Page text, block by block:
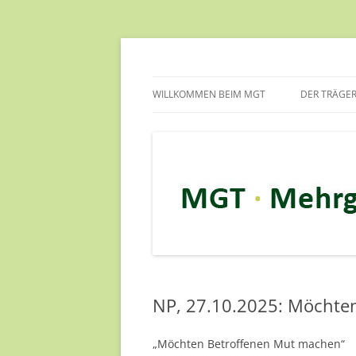
Zum
WILLKOMMEN BEIM MGT DER
DIE
NP, 27.10.2025:
„Möchten Betroffenen Mut machen“